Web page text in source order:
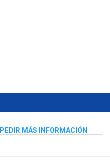
PEDIR MÁS INFORMACIÓN